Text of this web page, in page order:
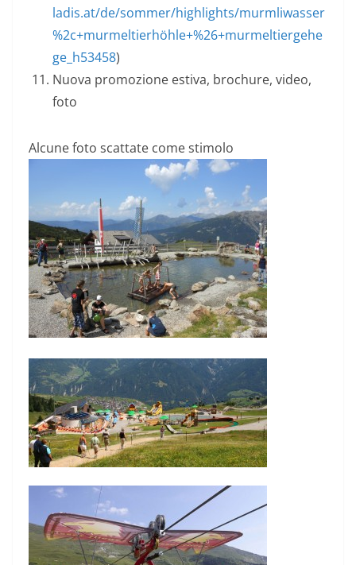
ladis.at/de/sommer/highlights/murmliwasser
%2c+murmeltierhöhle+%26+murmeltiergehe
ge_h53458)
Nuova promozione estiva, brochure, video,
foto
Alcune foto scattate come stimolo